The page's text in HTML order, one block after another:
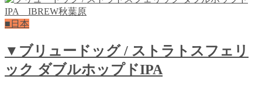
■日本
▼ブリュードッグ / ストラトスフェリ
ック ダブルホップドIPA